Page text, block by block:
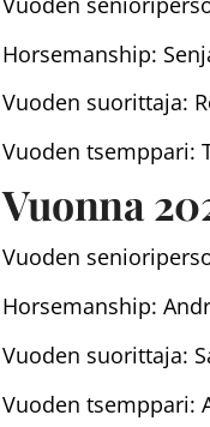
Horsemanship:
Vuoden suorittaja:
Vuoden tsemppari:
Vuonna
Vuoden
Horsemanship:
Vuoden suorittaja:
Vuoden tsemppari: